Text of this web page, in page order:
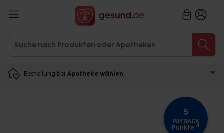
Bestellung bei Apotheke wählen
5
PAYBACK
Punkte 4